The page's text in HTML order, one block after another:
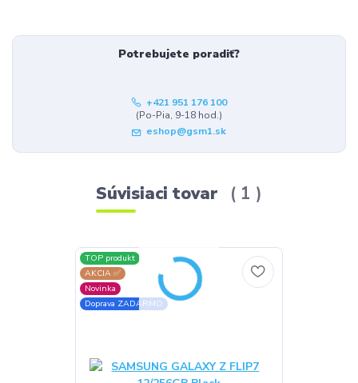
Potrebujete poradiť?
+421 951 176 100
(Po-Pia, 9-18 hod.)
eshop@gsm1.sk
Súvisiaci tovar 1
TOP produkt
AKCIA ✅
Novinka
Doprava ZADARMO